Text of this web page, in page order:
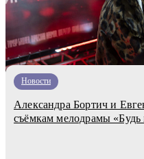
Новости
Александра Бортич и
съёмкам мелодрамы